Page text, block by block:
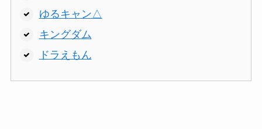
ゆるキャン△
キングダム
ドラえもん